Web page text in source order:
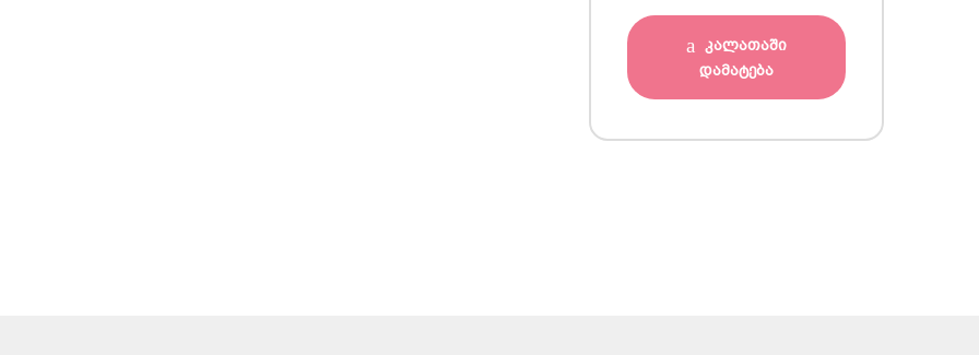
კალათაში
დამატება